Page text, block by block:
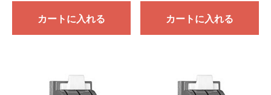
カートに入れる カートに入れる